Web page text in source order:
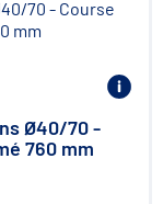
Ø40/70 -
760 mm